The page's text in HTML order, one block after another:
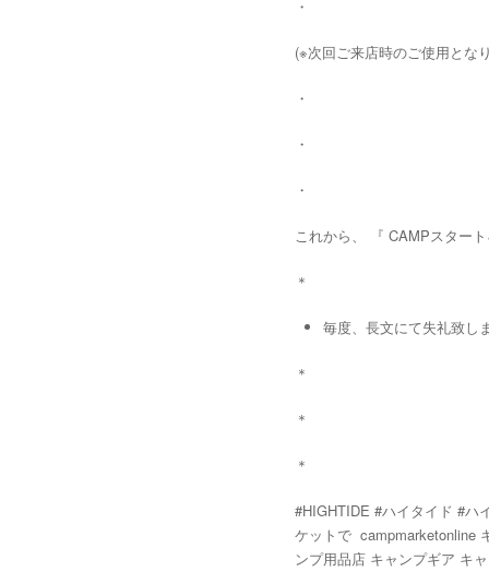
・
(※次回ご来店時のご使用とな
・
・
・
これから、 『 CAMPスター
＊
毎度、長文にて失礼致し
＊
＊
＊
#HIGHTIDE #ハイタイド #ハ
ケットで campmarketonline
ンプ用品店 キャンプギア キ